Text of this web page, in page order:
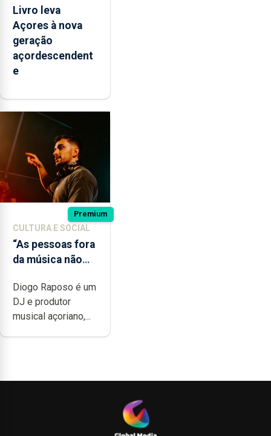
Livro leva
Açores à nova
geração
açordescendent
e
Premium
CULTURA E SOCIAL
“As pessoas fora
da música não
quão difícil é
produzir uma
música”
Diogo Raposo é um
DJ e produtor
musical açoriano,...